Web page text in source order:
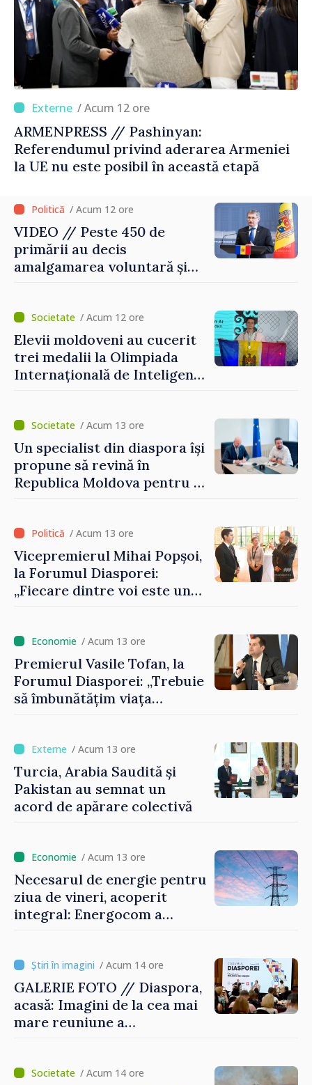
/ Acum 12 ore
ARMENPRESS // Pashinyan:
Referendumul privind aderarea Armeniei
la UE nu este posibil în această etapă
/ Acum 12 ore
VIDEO // Peste 450 de
primării au decis
amalgamarea voluntară și
Grosu: „Este important să
depășim blocajele și să dăm o
șansă localităților să se
dezvolte”
/ Acum 12 ore
Elevii moldoveni au cucerit
trei medalii la Olimpiada
Internațională de Inteligență
/ Acum 13 ore
Un specialist din diaspora își
propune să revină în
Republica Moldova pentru a
/ Acum 13 ore
Vicepremierul Mihai Popșoi,
la Forumul Diasporei:
„Fiecare dintre voi este un
imaginii Republicii Moldova”
/ Acum 13 ore
Premierul Vasile Tofan, la
Forumul Diasporei: „Trebuie
să îmbunătățim viața
/ Acum 13 ore
Turcia, Arabia Saudită și
Pakistan au semnat un
acord de apărare colectivă
/ Acum 13 ore
Necesarul de energie pentru
ziua de vineri, acoperit
integral: Energocom a
/ Acum 14 ore
GALERIE FOTO // Diaspora,
acasă: Imagini de la cea mai
mare reuniune a
/ Acum 14 ore